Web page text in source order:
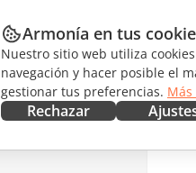
Armonía en tus
Nuestro sitio web utiliza
navegación y hacer posible el
gestionar tus preferencias.
Rechazar